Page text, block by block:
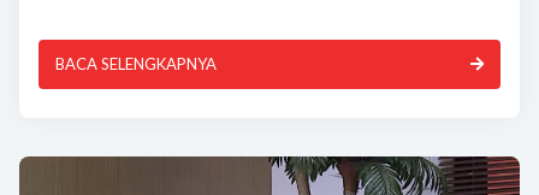
BACA SELENGKAPNYA